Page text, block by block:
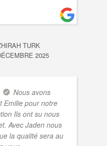
TURK
2025
Nous avons
Emilie pour notre
Ils ont su nous
Avec Jaden nous
la qualité sera au